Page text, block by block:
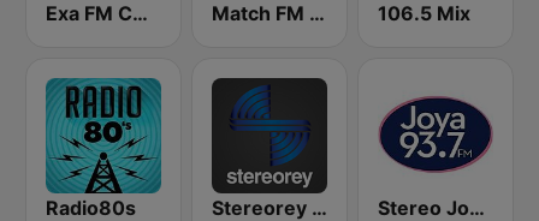
Exa FM CDMX Match FM 99.3 106.5 Mix
Radio80s Stereorey México Stereo Joya FM